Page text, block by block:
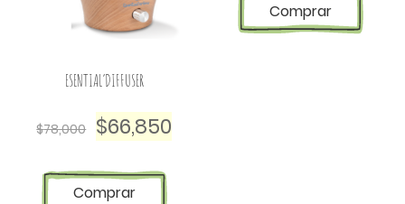
ESENTIAL’DIFFUSER
$78,000 $66,850
Comprar
Comprar